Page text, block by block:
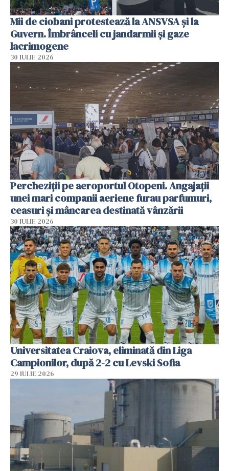
Mii de ciobani protestează la ANSVSA și la
Guvern. Îmbrânceli cu jandarmii și gaze
lacrimogene
30 IULIE 2026
Percheziții pe aeroportul Otopeni. Angajații
unei mari companii aeriene furau parfumuri,
ceasuri și mâncarea destinată vânzării
30 IULIE 2026
Universitatea Craiova, eliminată din Liga
Campionilor, după 2-2 cu Levski Sofia
29 IULIE 2026